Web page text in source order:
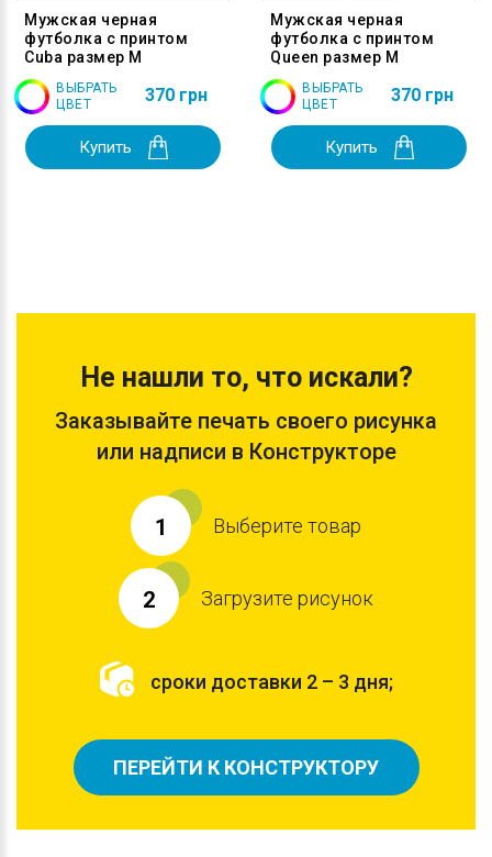
Мужская черная
футболка с принтом
Cuba размер M
ВЫБРАТЬ
ЦВЕТ
370 грн
Купить
Мужская черная
футболка с принтом
Queen размер M
ВЫБРАТЬ
ЦВЕТ
370 грн
Купить
Не нашли то, что искали?
Заказывайте печать своего рисунка
или надписи в Конструкторе
1 Выберите товар
2 Загрузите рисунок
сроки доставки 2 – 3 дня;
ПЕРЕЙТИ К КОНСТРУКТОРУ